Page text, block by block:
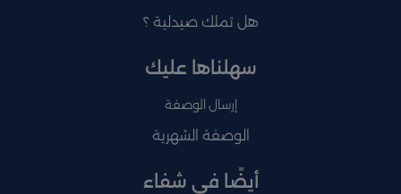
هل تملك صيدلية ؟
سهلناها عليك
إرسال الوصفة
الوصفة الشهرية
أيضًا في شفاء